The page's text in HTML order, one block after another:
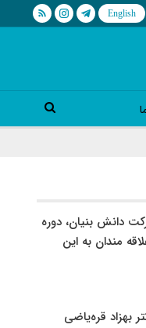
دانش بنیان، دوره
مندان به این
بهزاد قره‌یاضی